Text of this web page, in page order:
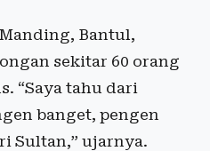
Bantul,
sekitar 60 orang
“Saya tahu dari
banget, pengen
Sultan,” ujarnya.